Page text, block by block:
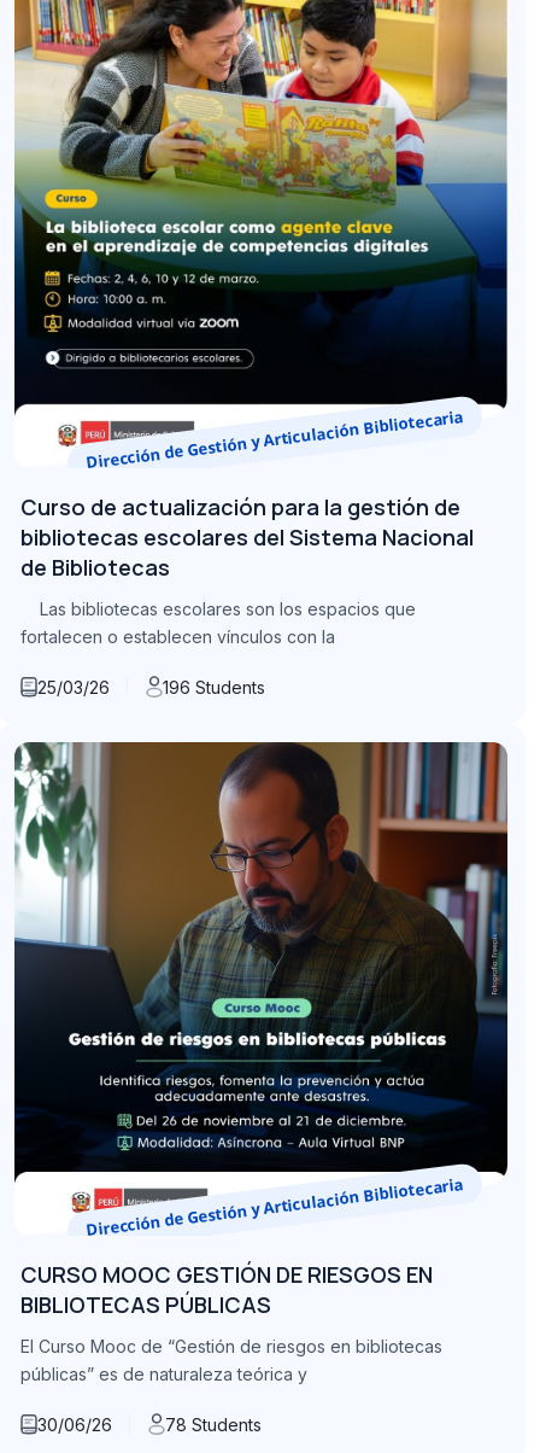
Dirección de Gestión y Articulación Bibliotecaria
Curso de actualización para la gestión de
bibliotecas escolares del Sistema Nacional
de Bibliotecas
Las bibliotecas escolares son los espacios que
fortalecen o establecen vínculos con la
25/03/26 196 Students
Dirección de Gestión y Articulación Bibliotecaria
CURSO MOOC GESTIÓN DE RIESGOS EN
BIBLIOTECAS PÚBLICAS
El Curso Mooc de “Gestión de riesgos en bibliotecas
públicas” es de naturaleza teórica y
30/06/26 78 Students